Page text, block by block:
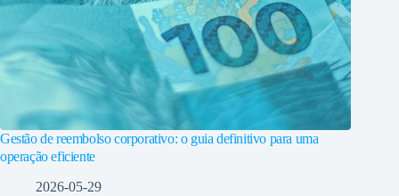
Gestão de reembolso corporativo: o guia definitivo para uma
operação eficiente
2026-05-29